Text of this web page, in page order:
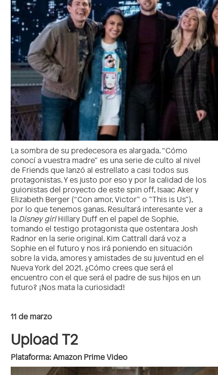
La sombra de su predecesora es alargada. “Cómo
conocí a vuestra madre” es una serie de culto al nivel
de Friends que lanzó al estrellato a casi todos sus
protagonistas. Y es justo por eso y por la calidad de los
guionistas del proyecto de este spin off, Isaac Aker y
Elizabeth Berger (“Con amor, Victor” o ”This is Us”),
por lo que tenemos ganas. Resultará interesante ver a
la Disney girlHillary Duff en el papel de Sophie,
tomando el testigo protagonista que ostentara Josh
Radnor en la serie original. Kim Cattrall dará voz a
Sophie en el futuro y nos irá poniendo en situación
sobre la vida, amores y amistades de su juventud en el
Nueva York del 2021. ¿Cómo crees que será el
encuentro con el que será el padre de sus hijos en un
futuro? ¡Nos mata la curiosidad!
11 de marzo
Upload T2
Plataforma: Amazon Prime Video